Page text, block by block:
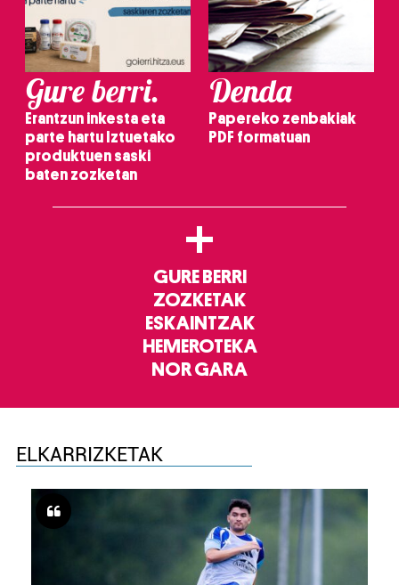
Gure berri.
Erantzun inkesta eta
parte hartu Iztuetako
produktuen saski
baten zozketan
Denda
Papereko zenbakiak
PDF formatuan
+
GURE BERRI
ZOZKETAK
ESKAINTZAK
HEMEROTEKA
NOR GARA
ELKARRIZKETAK